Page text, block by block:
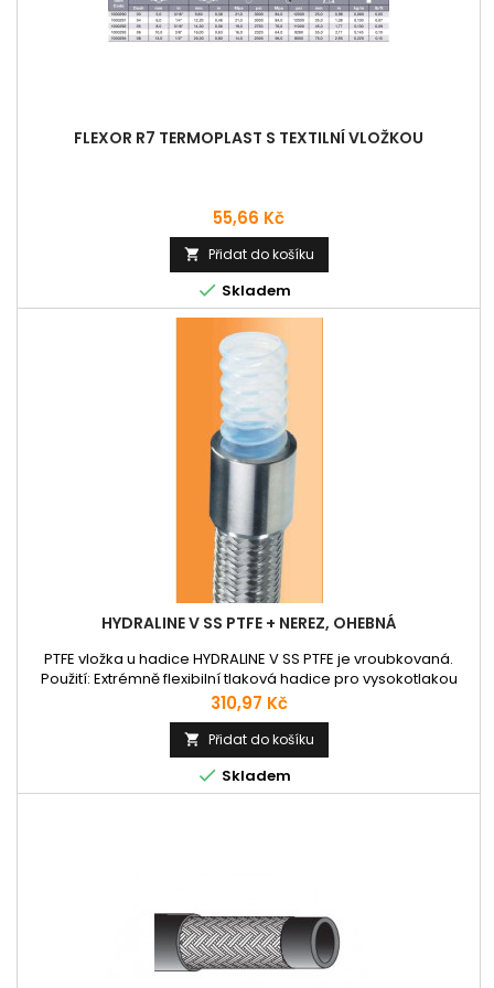
FLEXOR R7 TERMOPLAST S TEXTILNÍ VLOŽKOU
Cena
55,66 Kč
 Přidat do košíku
 Skladem
HYDRALINE V SS PTFE + NEREZ, OHEBNÁ
PTFE vložka u hadice HYDRALINE V SS PTFE je vroubkovaná.
Použití: Extrémně flexibilní tlaková hadice pro vysokotlakou
dopravu agresivních látek, chemikálií, alkoholu, ropných
produktů, vzduchu a vody v průmyslu Pracovní teplota: -70 až
260°C.
Cena
310,97 Kč
 Přidat do košíku
 Skladem